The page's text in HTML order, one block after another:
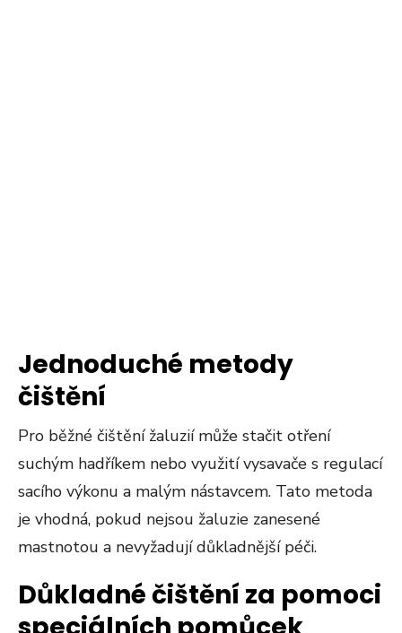
Jednoduché metody
čištění
Pro běžné čištění žaluzií může stačit otření
suchým hadříkem nebo využití vysavače s regulací
sacího výkonu a malým nástavcem. Tato metoda
je vhodná, pokud nejsou žaluzie zanesené
mastnotou a nevyžadují důkladnější péči​​​​.
Důkladné čištění za pomoci